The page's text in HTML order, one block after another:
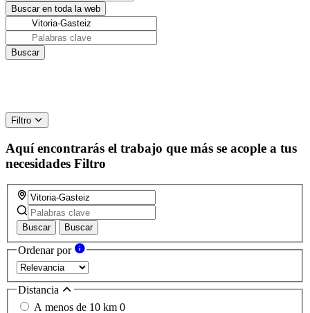
Filtro
Aquí encontrarás el trabajo que más se acople a tus
necesidades Filtro
Buscar Buscar
Ordenar por
Distancia
A menos de 10 km 0